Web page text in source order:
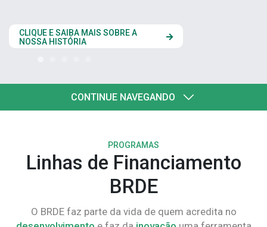
CLIQUE AQUI
CONTINUE NAVEGANDO
PROGRAMAS
Linhas de Financiamento
BRDE
O BRDE faz parte da vida de quem acredita no